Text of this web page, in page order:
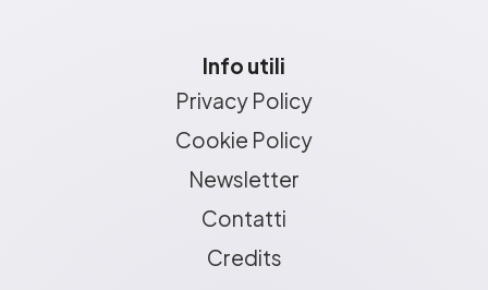
Info utili
Privacy Policy
Cookie Policy
Newsletter
Contatti
Credits